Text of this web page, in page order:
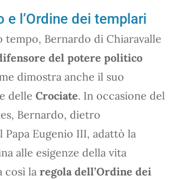
e l’Ordine dei templari
tempo, Bernardo di Chiaravalle
del potere politico
dimostra anche il suo
delle Crociate. In occasione del
Bernardo, dietro
Papa Eugenio III, adattò la
alle esigenze della vita
così la regola dell’Ordine dei